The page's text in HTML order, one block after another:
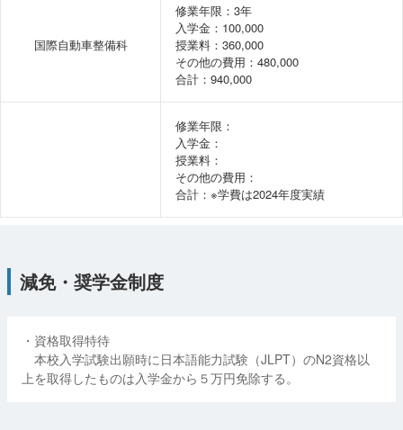
国際自動車整備科
修業年限：3年
入学金：100,000
授業料：360,000
その他の費用：480,000
合計：940,000
修業年限：
入学金：
授業料：
その他の費用：
合計：※学費は2024年度実績
減免・奨学金制度
・資格取得特待
本校入学試験出願時に日本語能力試験（JLPT）のN2資格以
上を取得したものは入学金から５万円免除する。